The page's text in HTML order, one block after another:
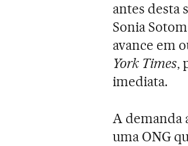
antes desta
Sonia
avance em
York Times,
imediata.
A demanda
uma ONG